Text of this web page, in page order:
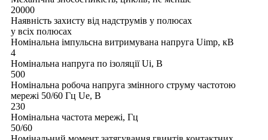
20000
Наявність захисту від надструмів у полюсах
у всіх полюсах
Номінальна імпульсна витримувана напруга Uimp, кВ
4
Номінальна напруга по ізоляції Uі, В
500
Номінальна робоча напруга змінного струму частотою
мережі 50/60 Гц Ue, В
230
Номінальна частота мережі, Гц
50/60